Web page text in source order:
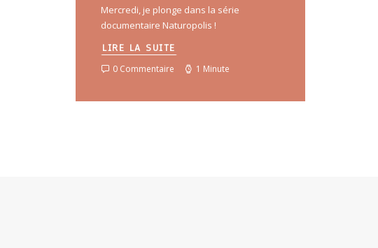
Mercredi, je plonge dans la série
documentaire Naturopolis !
LIRE LA SUITE
0 Commentaire 1 Minute